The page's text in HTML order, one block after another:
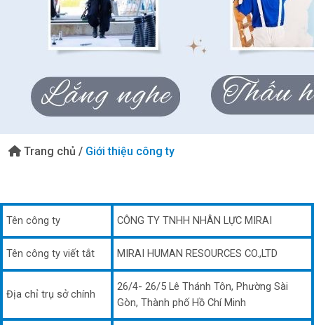
Trang chủ / Giới thiệu công ty
Tên công ty CÔNG TY TNHH NHÂN LỰC MIRAI
Tên công ty viết tắt MIRAI HUMAN RESOURCES CO.,LTD
Địa chỉ trụ sở chính
26/4- 26/5 Lê Thánh Tôn, Phường Sài
Gòn, Thành phố Hồ Chí Minh